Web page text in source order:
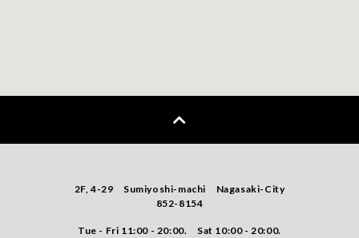
2F, 4-29 Sumiyoshi-machi Nagasaki-City
852-8154
Tue - Fri 11:00 - 20:00. Sat 10:00 - 20:00.